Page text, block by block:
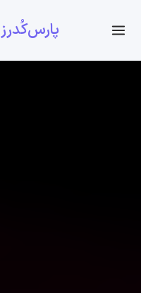
پارس‌کُدرز